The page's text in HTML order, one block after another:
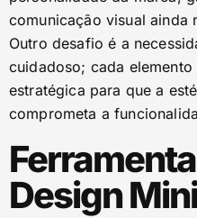
comunicação visual
Outro desafio é a
cuidadoso; cada
estratégica para que a
comprometa a
Design